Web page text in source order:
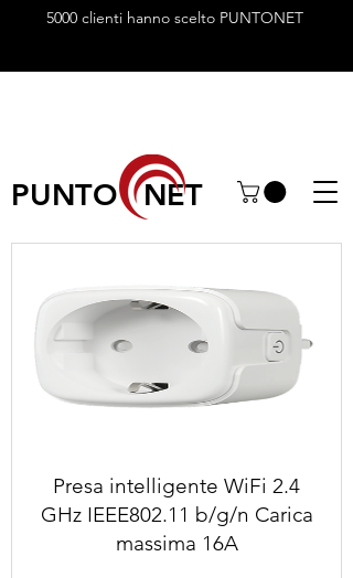
5000 clienti hanno scelto PUNTONET
PUNTO NET
Presa intelligente WiFi 2.4
GHz IEEE802.11 b/g/n Carica
massima 16A